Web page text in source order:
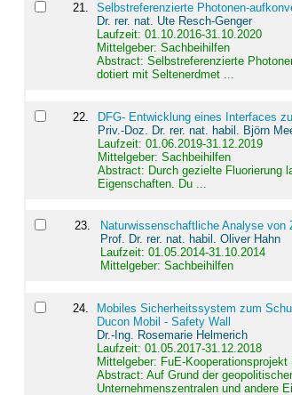
21.
Selbstreferenzierte Photonen-
Dr. rer. nat. Ute Resch-Genger
Laufzeit: 01.10.2016-31.10.2020
Mittelgeber: Sachbeihilfen
Abstract:Selbstreferenzierte
dotiert mit Seltenerdmet ...
22
DFG- Entwicklung eines Interfaces
Priv.-Doz. Dr. rer. nat. habil. Björn
Laufzeit: 01.06.2019-31.12.2019
Mittelgeber: Sachbeihilfen
Abstract: Durch gezielte Fluorierung
Eigenschaften. Du ...
23.
Naturwissenschaftliche Analyse von
Prof. Dr. rer. nat. habil. Oliver Hahn
Laufzeit: 01.05.2014-31.10.2014
Mittelgeber: Sachbeihilfen
24.
Mobiles Sicherheitssystem zum
Ducon Mobil - Safety Wall
Dr.-Ing. Rosemarie Helmerich
Laufzeit: 01.05.2017-31.12.2018
Mittelgeber: FuE-Kooperationsprojekt
Abstract:Auf Grund der
Unternehmenszentralen und andere